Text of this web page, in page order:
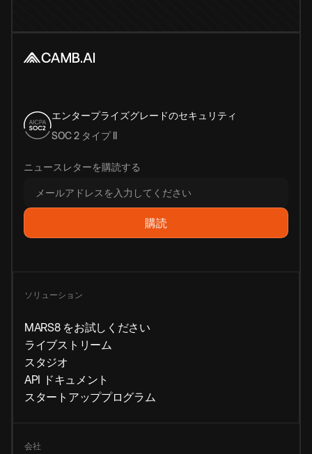
エンタープライズグレードのセキュリティ
SOC 2 タイプ II
ニュースレターを購読する
ソリューション
MARS8 をお試しください
ライブストリーム
スタジオ
API ドキュメント
スタートアッププログラム
会社